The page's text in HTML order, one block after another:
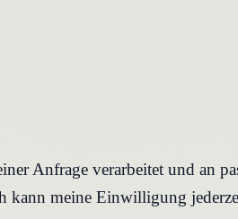
Anfrage verarbeitet und an
kann meine Einwilligung